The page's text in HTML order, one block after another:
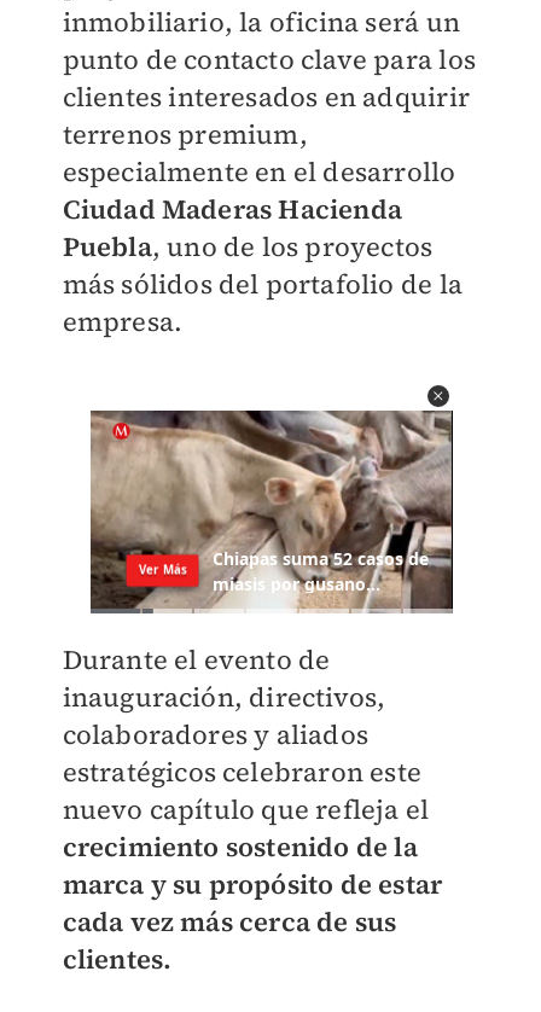
inmobiliario, la oficina será un
punto de contacto clave para los
clientes interesados en adquirir
terrenos premium,
especialmente en el desarrollo
Ciudad Maderas Hacienda
Puebla, uno de los proyectos
más sólidos del portafolio de la
empresa.
Durante el evento de
inauguración, directivos,
colaboradores y aliados
estratégicos celebraron este
nuevo capítulo que refleja el
crecimiento sostenido de la
marca y su propósito de estar
cada vez más cerca de sus
clientes.